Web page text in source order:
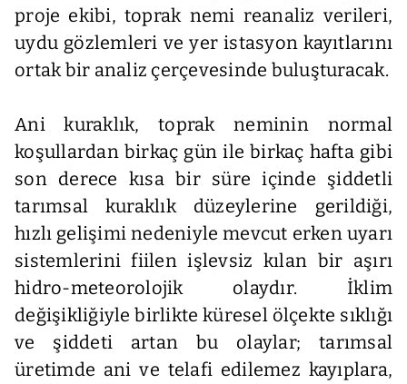
proje ekibi, toprak nemi reanaliz verileri,
uydu gözlemleri ve yer istasyon kayıtlarını
ortak bir analiz çerçevesinde buluşturacak.
Ani kuraklık, toprak neminin normal
koşullardan birkaç gün ile birkaç hafta gibi
son derece kısa bir süre içinde şiddetli
tarımsal kuraklık düzeylerine gerildiği,
hızlı gelişimi nedeniyle mevcut erken uyarı
sistemlerini fiilen işlevsiz kılan bir aşırı
hidro-meteorolojik olaydır. İklim
değişikliğiyle birlikte küresel ölçekte sıklığı
ve şiddeti artan bu olaylar; tarımsal
üretimde ani ve telafi edilemez kayıplara,